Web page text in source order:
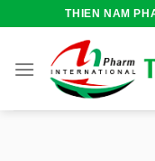
dung
THIEN NAM